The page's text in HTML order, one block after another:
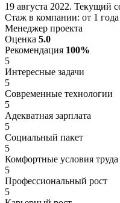
19 августа 2022. Текущий
Стаж в компании: от 1
Менеджер проекта
Оценка 5.0
Рекомендация 100%
5
Интересные задачи
5
Современные технологии
5
Адекватная зарплата
5
Социальный пакет
5
Комфортные условия труда
5
Профессиональный рост
5